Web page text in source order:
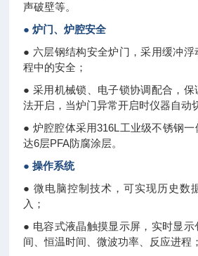
声破壁等。
● 炉门、炉腔安全
● 六层钢结构安全炉门，采用缓冲
程中的安全；
● 采用机械锁、电子锁协调配合，
法开启，当炉门异常开启时仪器自动
● 炉腔腔体采用316L工业级不锈钢
达6层PFA防腐涂层。
● 操作系统
● 微电脑控制技术，可实现历史数
入；
● 电容式液晶触摸显示屏，实时显
间、恒温时间、微波功率、反应进程；